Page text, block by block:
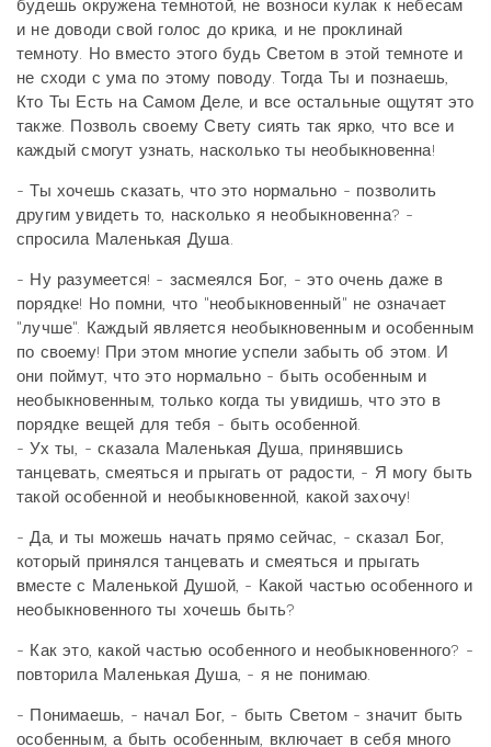
будешь окружена темнотой, не возноси кулак к небесам
и не доводи свой голос до крика, и не проклинай
темноту. Но вместо этого будь Светом в этой темноте и
не сходи с ума по этому поводу. Тогда Ты и познаешь,
Кто Ты Есть на Самом Деле, и все остальные ощутят это
также. Позволь своему Свету сиять так ярко, что все и
каждый смогут узнать, насколько ты необыкновенна!
- Ты хочешь сказать, что это нормально - позволить
другим увидеть то, насколько я необыкновенна? -
спросила Маленькая Душа.
- Ну разумеется! - засмеялся Бог, - это очень даже в
порядке! Но помни, что "необыкновенный" не означает
"лучше". Каждый является необыкновенным и особенным
по своему! При этом многие успели забыть об этом. И
они поймут, что это нормально - быть особенным и
необыкновенным, только когда ты увидишь, что это в
порядке вещей для тебя - быть особенной.
- Ух ты, - сказала Маленькая Душа, принявшись
танцевать, смеяться и прыгать от радости, - Я могу быть
такой особенной и необыкновенной, какой захочу!
- Да, и ты можешь начать прямо сейчас, - сказал Бог,
который принялся танцевать и смеяться и прыгать
вместе с Маленькой Душой, - Какой частью особенного и
необыкновенного ты хочешь быть?
- Как это, какой частью особенного и необыкновенного? -
повторила Маленькая Душа, - я не понимаю.
- Понимаешь, - начал Бог, - быть Светом - значит быть
особенным, а быть особенным, включает в себя много